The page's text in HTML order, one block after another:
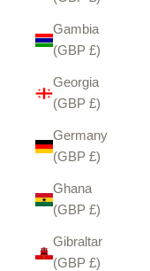
Gambia
(GBP £)
Georgia
(GBP £)
Germany
(GBP £)
Ghana
(GBP £)
Gibraltar
(GBP £)